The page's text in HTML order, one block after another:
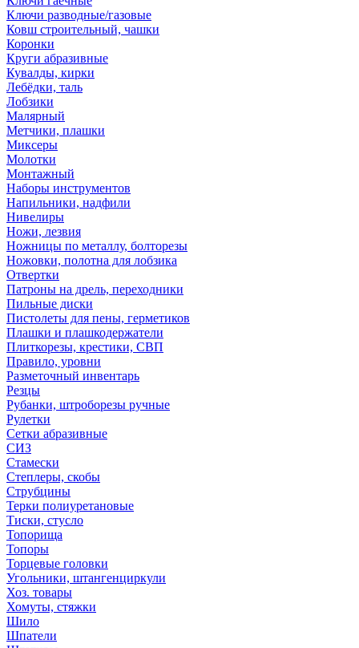
Ключи разводные/газовые
Ковш строительный, чашки
Коронки
Круги абразивные
Кувалды, кирки
Лебёдки, таль
Лобзики
Малярный
Метчики, плашки
Миксеры
Молотки
Монтажный
Наборы инструментов
Напильники, надфили
Нивелиры
Ножи, лезвия
Ножницы по металлу, болторезы
Ножовки, полотна для лобзика
Отвертки
Патроны на дрель, переходники
Пильные диски
Пистолеты для пены, герметиков
Плашки и плашкодержатели
Плиткорезы, крестики, СВП
Правило, уровни
Разметочный инвентарь
Резцы
Рубанки, штроборезы ручные
Рулетки
Сетки абразивные
СИЗ
Стамески
Степлеры, скобы
Струбцины
Терки полиуретановые
Тиски, стусло
Топорища
Топоры
Торцевые головки
Угольники, штангенциркули
Хоз. товары
Хомуты, стяжки
Шило
Шпатели